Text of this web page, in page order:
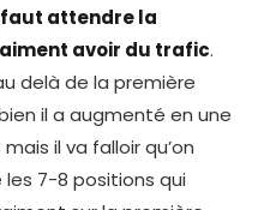
attendre la
avoir du trafic.
delà de la première
il a augmenté en une
il va falloir qu’on
7-8 positions qui